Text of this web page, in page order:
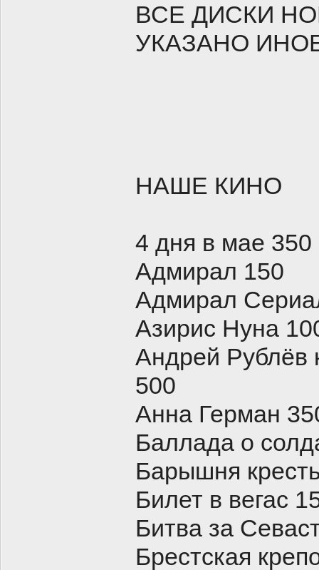
ВСЕ ДИСКИ
УКАЗАНО
НАШЕ КИНО
4 дня в мае 350
Адмирал 150
Адмирал
Азирис Нуна
Андрей Рублёв
500
Анна Герман
Баллада о
Барышня
Билет в вегас
Битва за
Брестская